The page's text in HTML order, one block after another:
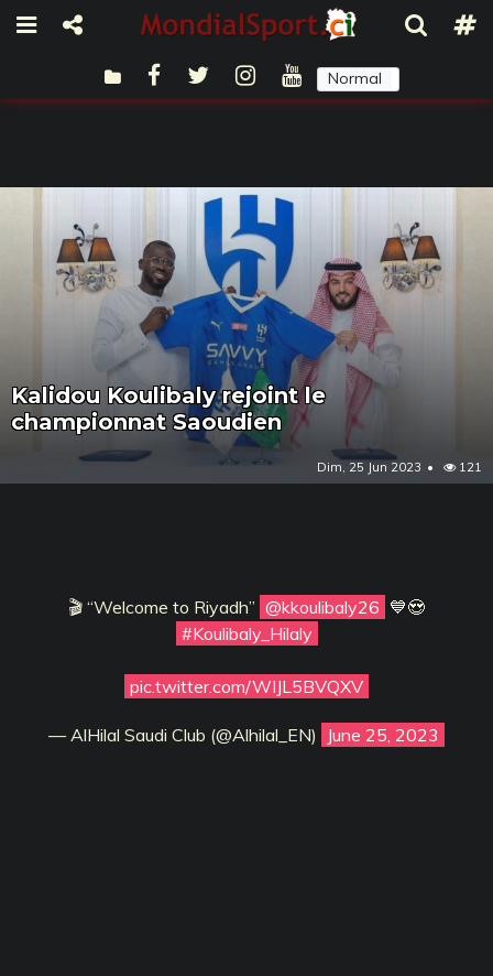
Normal
Kalidou Koulibaly rejoint le
championnat Saoudien
Dim, 25 Jun 2023 121
🎬 “Welcome to Riyadh” @kkoulibaly26 💙😍
#Koulibaly_Hilaly
pic.twitter.com/WIJL5BVQXV
— AlHilal Saudi Club (@Alhilal_EN) June 25, 2023